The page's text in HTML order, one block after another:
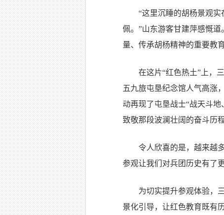
“这里沉睡的胡杨景观
佩。”山东游客甘建萍感慨
量、传承胡杨精神的重要教育
在这片“红色热土”上，
五九旅屯垦纪念馆人气高涨
动再现了屯垦战士“战天斗
致敬那段波澜壮阔的奋斗历程
令人欣喜的是，越来越
参观让我们对兵团历史有了
为切实提升参观体验，
景化引导，让红色教育既有